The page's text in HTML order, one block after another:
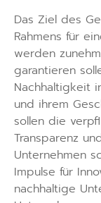
Das Ziel des
Rahmens für
werden
garantieren
Nachhaltigkeit
und ihrem
sollen die
Transparenz
Unternehmen
Impulse für
nachhaltige